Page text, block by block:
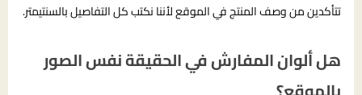
تتأكدين من وصف المنتج في الموقع لأننا نكتب كل التفاصيل بالسنتيمتر.
هل ألوان المفارش في الحقيقة نفس الصور